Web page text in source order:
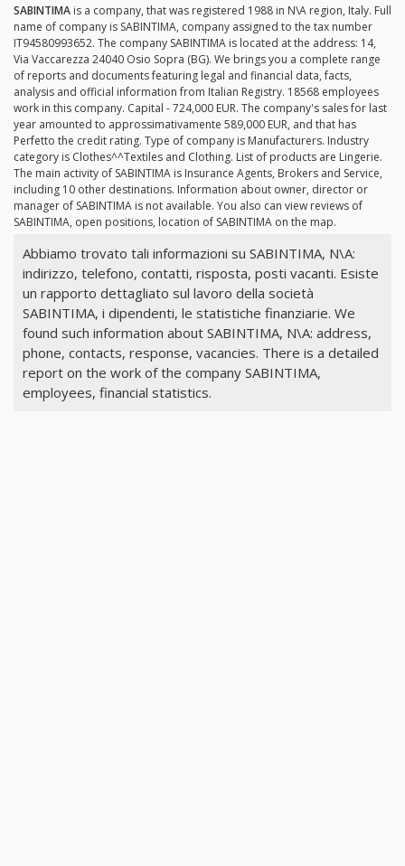
SABINTIMA is a company, that was registered 1988 in N\A region, Italy. Full
name of company is SABINTIMA, company assigned to the tax number
IT94580993652. The company SABINTIMA is located at the address: 14,
Via Vaccarezza 24040 Osio Sopra (BG). We brings you a complete range
of reports and documents featuring legal and financial data, facts,
analysis and official information from Italian Registry. 18568 employees
work in this company. Capital - 724,000 EUR. The company's sales for last
year amounted to approssimativamente 589,000 EUR, and that has
Perfetto the credit rating. Type of company is Manufacturers. Industry
category is Clothes^^Textiles and Clothing. List of products are Lingerie.
The main activity of SABINTIMA is Insurance Agents, Brokers and Service,
including 10 other destinations. Information about owner, director or
manager of SABINTIMA is not available. You also can view reviews of
SABINTIMA, open positions, location of SABINTIMA on the map.
Abbiamo trovato tali informazioni su SABINTIMA, N\A:
indirizzo, telefono, contatti, risposta, posti vacanti. Esiste
un rapporto dettagliato sul lavoro della società
SABINTIMA, i dipendenti, le statistiche finanziarie. We
found such information about SABINTIMA, N\A: address,
phone, contacts, response, vacancies. There is a detailed
report on the work of the company SABINTIMA,
employees, financial statistics.